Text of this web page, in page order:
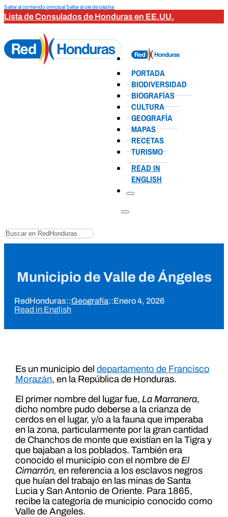
Saltar al contenido principalSaltar al pie de página
Lista de Consulados de Honduras en EE.UU.
PORTADA
BIODIVERSIDAD
BIOGRAFÍAS
CULTURA
GEOGRAFÍA
MAPAS
RECETAS
TURISMO
READ IN
ENGLISH
Buscar
Municipio de Valle de Ángeles
RedHonduras::Geografía::Enero 4, 2026
Read in English
Es un municipio del departamento de Francisco
Morazán, en la República de Honduras.
El primer nombre del lugar fue, La Marranera,
dicho nombre pudo deberse a la crianza de
cerdos en el lugar, y/o a la fauna que imperaba
en la zona, particularmente por la gran cantidad
de Chanchos de monte que existían en la Tigra y
que bajaban a los poblados. También era
conocido el municipio con el nombre de El
Cimarrón, en referencia a los esclavos negros
que huían del trabajo en las minas de Santa
Lucia y San Antonio de Oriente. Para 1865,
recibe la categoría de municipio conocido como
Valle de Angeles.